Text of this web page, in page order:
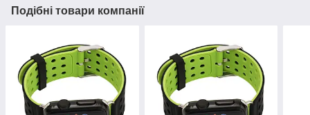
Подібні товари компанії